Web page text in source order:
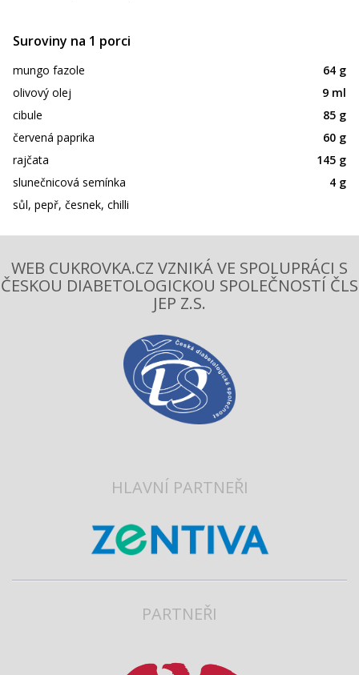
Suroviny na 1 porci
mungo fazole
64 g
olivový olej
9 ml
cibule
85 g
červená paprika
60 g
rajčata
145 g
slunečnicová semínka
4 g
sůl, pepř, česnek, chilli
WEB CUKROVKA.CZ VZNIKÁ VE SPOLUPRÁCI S
ČESKOU DIABETOLOGICKOU SPOLEČNOSTÍ ČLS
JEP Z.S.
HLAVNÍ PARTNEŘI
PARTNEŘI